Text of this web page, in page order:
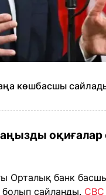
көшбасшы
Орталық банк
сайланды.